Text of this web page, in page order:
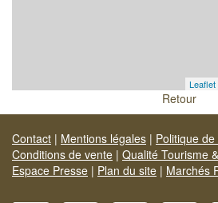
Leaflet
Retour
Contact | Mentions légales | Politique
Conditions de vente | Qualité Tourisme
Espace Presse | Plan du site | Marchés